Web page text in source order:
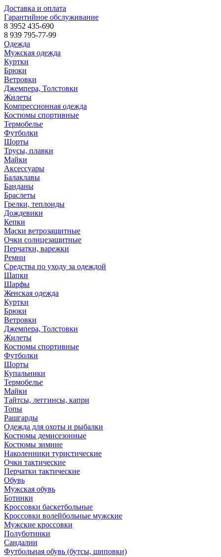
Доставка и оплата
Гарантийное обслуживание
8 3952 435-690
8 939 795-77-99
Одежда
Мужская одежда
Куртки
Брюки
Ветровки
Джемпера, Толстовки
Жилеты
Компрессионная одежда
Костюмы спортивные
Термобелье
Футболки
Шорты
Трусы, плавки
Майки
Аксессуары
Балаклавы
Банданы
Браслеты
Грелки, теплоиды
Дождевики
Кепки
Маски ветрозащитные
Очки солнцезащитные
Перчатки, варежки
Ремни
Средства по уходу за одеждой
Шапки
Шарфы
Женская одежда
Куртки
Брюки
Ветровки
Джемпера, Толстовки
Жилеты
Костюмы спортивные
Футболки
Шорты
Купальники
Термобелье
Майки
Тайтсы, леггинсы, капри
Топы
Рашгарды
Одежда для охоты и рыбалки
Костюмы демисезонные
Костюмы зимние
Наколенники туристические
Очки тактические
Перчатки тактические
Обувь
Мужская обувь
Ботинки
Кроссовки баскетбольные
Кроссовки волейбольные мужские
Мужские кроссовки
Полуботинки
Сандалии
Футбольная обувь (бутсы, шиповки)